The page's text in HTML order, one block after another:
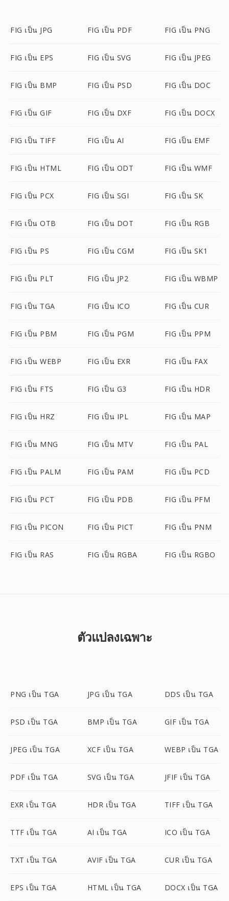
FIG เป็น JPG FIG เป็น PDF FIG เป็น PNG
FIG เป็น EPS FIG เป็น SVG FIG เป็น JPEG
FIG เป็น BMP FIG เป็น PSD FIG เป็น DOC
FIG เป็น GIF FIG เป็น DXF FIG เป็น DOCX
FIG เป็น TIFF FIG เป็น AI FIG เป็น EMF
FIG เป็น HTML FIG เป็น ODT FIG เป็น WMF
FIG เป็น PCX FIG เป็น SGI FIG เป็น SK
FIG เป็น OTB FIG เป็น DOT FIG เป็น RGB
FIG เป็น PS FIG เป็น CGM FIG เป็น SK1
FIG เป็น PLT FIG เป็น JP2 FIG เป็น WBMP
FIG เป็น TGA FIG เป็น ICO FIG เป็น CUR
FIG เป็น PBM FIG เป็น PGM FIG เป็น PPM
FIG เป็น WEBP FIG เป็น EXR FIG เป็น FAX
FIG เป็น FTS FIG เป็น G3 FIG เป็น HDR
FIG เป็น HRZ FIG เป็น IPL FIG เป็น MAP
FIG เป็น MNG FIG เป็น MTV FIG เป็น PAL
FIG เป็น PALM FIG เป็น PAM FIG เป็น PCD
FIG เป็น PCT FIG เป็น PDB FIG เป็น PFM
FIG เป็น PICON FIG เป็น PICT FIG เป็น PNM
FIG เป็น RAS FIG เป็น RGBA FIG เป็น RGBO
ตัวแปลงเฉพาะ
PNG เป็น TGA JPG เป็น TGA DDS เป็น TGA
PSD เป็น TGA BMP เป็น TGA GIF เป็น TGA
JPEG เป็น TGA XCF เป็น TGA WEBP เป็น TGA
PDF เป็น TGA SVG เป็น TGA JFIF เป็น TGA
EXR เป็น TGA HDR เป็น TGA TIFF เป็น TGA
TTF เป็น TGA AI เป็น TGA ICO เป็น TGA
TXT เป็น TGA AVIF เป็น TGA CUR เป็น TGA
EPS เป็น TGA HTML เป็น TGA DOCX เป็น TGA